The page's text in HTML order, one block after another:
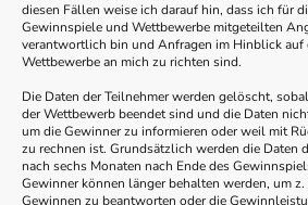
diesen Fällen weise ich darauf hin, dass ich für
Gewinnspiele und Wettbewerbe mitgeteilten
verantwortlich bin und Anfragen im Hinblick auf
Wettbewerbe an mich zu richten sind.
Die Daten der Teilnehmer werden gelöscht,
der Wettbewerb beendet sind und die Daten
um die Gewinner zu informieren oder weil mit
zu rechnen ist. Grundsätzlich werden die Daten
nach sechs Monaten nach Ende des
Gewinner können länger behalten werden, um z.
Gewinnen zu beantworten oder die